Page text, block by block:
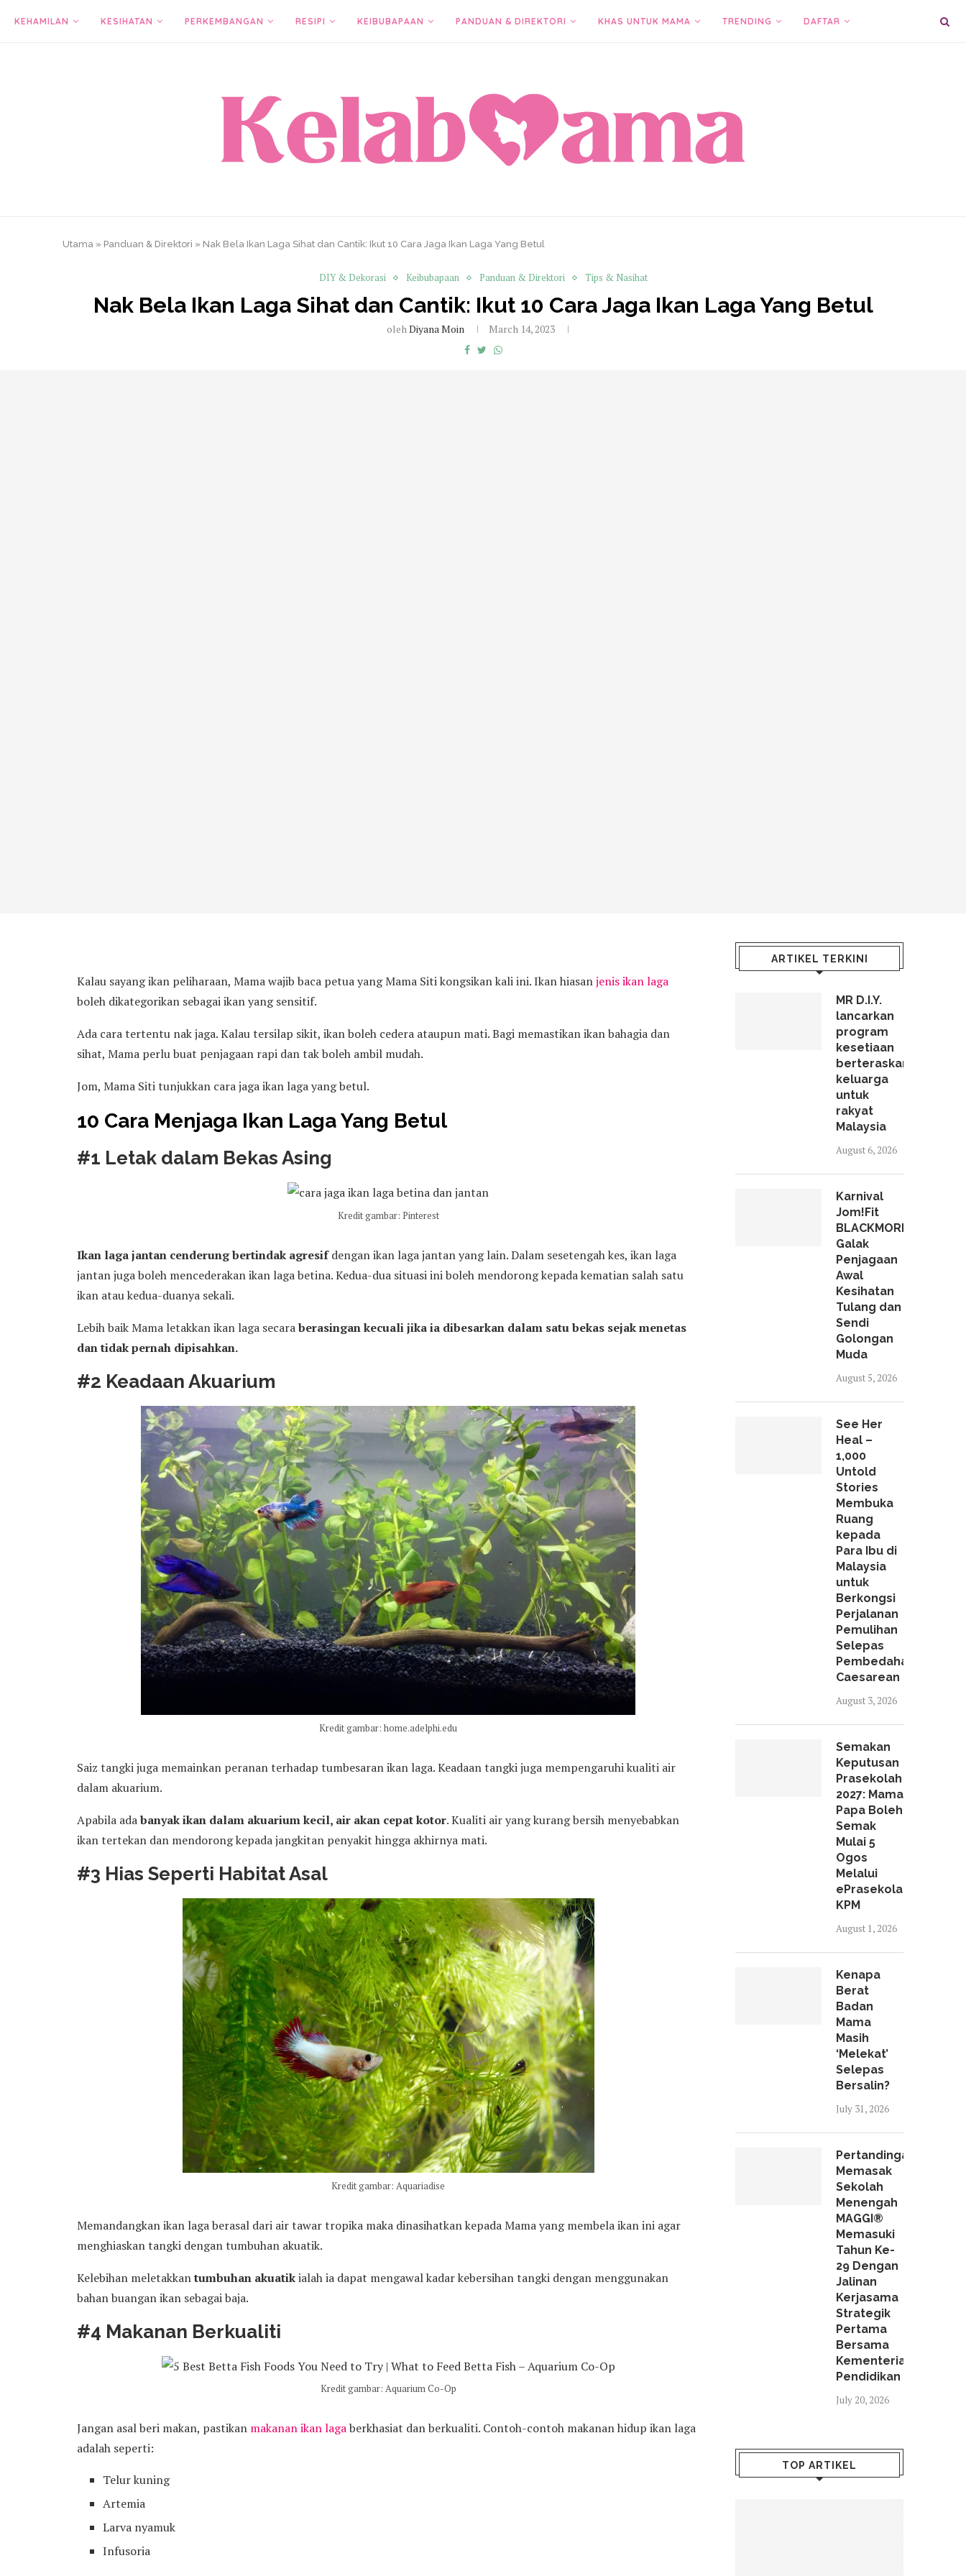
KEHAMILAN KESIHATAN PERKEMBANGAN RESIPI KEIBUBAPAAN PANDUAN & DIREKTORI KHAS UNTUK MAMA TRENDING DAFTAR
Utama » Panduan & Direktori » Nak Bela Ikan Laga Sihat dan Cantik: Ikut 10 Cara Jaga Ikan Laga Yang Betul
DIY & Dekorasi Keibubapaan Panduan & Direktori Tips & Nasihat
Nak Bela Ikan Laga Sihat dan Cantik: Ikut 10 Cara Jaga Ikan Laga Yang Betul
olehDiyana Moin March 14, 2023
Kalau sayang ikan peliharaan, Mama wajib baca petua yang Mama Siti kongsikan kali ini. Ikan hiasanjenis ikan laga
boleh dikategorikan sebagai ikan yang sensitif.
Ada cara tertentu nak jaga. Kalau tersilap sikit, ikan boleh cedera ataupun mati. Bagi memastikan ikan bahagia dan
sihat, Mama perlu buat penjagaan rapi dan tak boleh ambil mudah.
Jom, Mama Siti tunjukkan cara jaga ikan laga yang betul.
10 Cara Menjaga Ikan Laga Yang Betul
#1 Letak dalam Bekas Asing
Kredit gambar: Pinterest
Ikan laga jantan cenderung bertindak agresifdengan ikan laga jantan yang lain. Dalam sesetengah kes, ikan laga
jantan juga boleh mencederakan ikan laga betina. Kedua-dua situasi ini boleh mendorong kepada kematian salah satu
ikan atau kedua-duanya sekali.
Lebih baik Mama letakkan ikan laga secaraberasingan kecuali jika ia dibesarkan dalam satu bekas sejak menetas
dan tidak pernah dipisahkan.
#2 Keadaan Akuarium
Kredit gambar: home.adelphi.edu
Saiz tangki juga memainkan peranan terhadap tumbesaran ikan laga. Keadaan tangki juga mempengaruhi kualiti air
dalam akuarium.
Apabila adabanyak ikan dalam akuarium kecil, air akan cepat kotor. Kualiti air yang kurang bersih menyebabkan
ikan tertekan dan mendorong kepada jangkitan penyakit hingga akhirnya mati.
#3 Hias Seperti Habitat Asal
Kredit gambar: Aquariadise
Memandangkan ikan laga berasal dari air tawar tropika maka dinasihatkan kepada Mama yang membela ikan ini agar
menghiaskan tangki dengan tumbuhan akuatik.
Kelebihan meletakkantumbuhan akuatikialah ia dapat mengawal kadar kebersihan tangki dengan menggunakan
bahan buangan ikan sebagai baja.
#4 Makanan Berkualiti
Kredit gambar: Aquarium Co-Op
Jangan asal beri makan, pastikan makanan ikan lagaberkhasiat dan berkualiti. Contoh-contoh makanan hidup ikan laga
adalah seperti:
Telur kuning
Artemia
Larva nyamuk
Infusoria
ARTIKEL TERKINI
MR D.I.Y.
lancarkan
program
kesetiaan
berteraskan
keluarga
untuk
rakyat
Malaysia
August 6, 2026
Karnival
Jom!Fit
BLACKMORES
Galak
Penjagaan
Awal
Kesihatan
Tulang dan
Sendi
Golongan
Muda
August 5, 2026
See Her
Heal –
1,000
Untold
Stories
Membuka
Ruang
kepada
Para Ibu di
Malaysia
untuk
Berkongsi
Perjalanan
Pemulihan
Selepas
Pembedahan
Caesarean
August 3, 2026
Semakan
Keputusan
Prasekolah
2027: Mama
Papa Boleh
Semak
Mulai 5
Ogos
Melalui
ePrasekolah
KPM
August 1, 2026
Kenapa
Berat
Badan
Mama
Masih
‘Melekat’
Selepas
Bersalin?
July 31, 2026
Pertandingan
Memasak
Sekolah
Menengah
MAGGI®
Memasuki
Tahun Ke-
29 Dengan
Jalinan
Kerjasama
Strategik
Pertama
Bersama
Kementerian
Pendidikan
July 20, 2026
TOP ARTIKEL